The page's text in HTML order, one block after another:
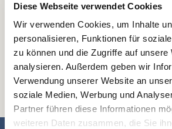
Diese Webseite verwendet Cookies
Wir verwenden Cookies, um Inhalte
personalisieren, Funktionen für
zu können und die Zugriffe auf unsere
analysieren. Außerdem geben wir
Verwendung unserer Website an
soziale Medien, Werbung und
Partner führen diese Informationen
weiteren Daten zusammen, die Sie